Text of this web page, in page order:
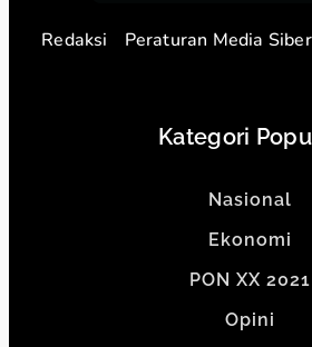
Redaksi Peraturan Media Siber
Kategori
Nasional
Ekonomi
PON XX 2021
Opini